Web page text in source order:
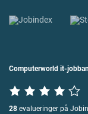
Computerworld it-
28 evalueringer på